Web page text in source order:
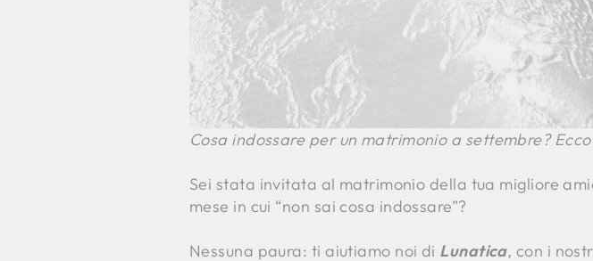
Cosa indossare per un matrimonio a settembre?
Sei stata invitata al matrimonio della tua migliore
mese in cui “non sai cosa indossare”?
Nessuna paura: ti aiutiamo noi di Lunatica, con i